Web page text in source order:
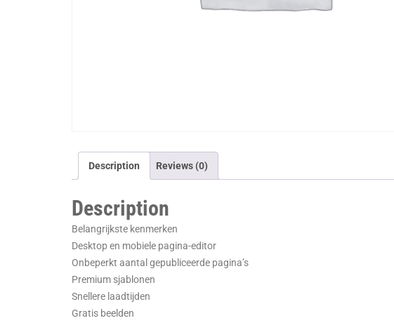
Description Reviews (0)
Description
Belangrijkste kenmerken
Desktop en mobiele pagina-editor
Onbeperkt aantal gepubliceerde pagina’s
Premium sjablonen
Snellere laadtijden
Gratis beelden